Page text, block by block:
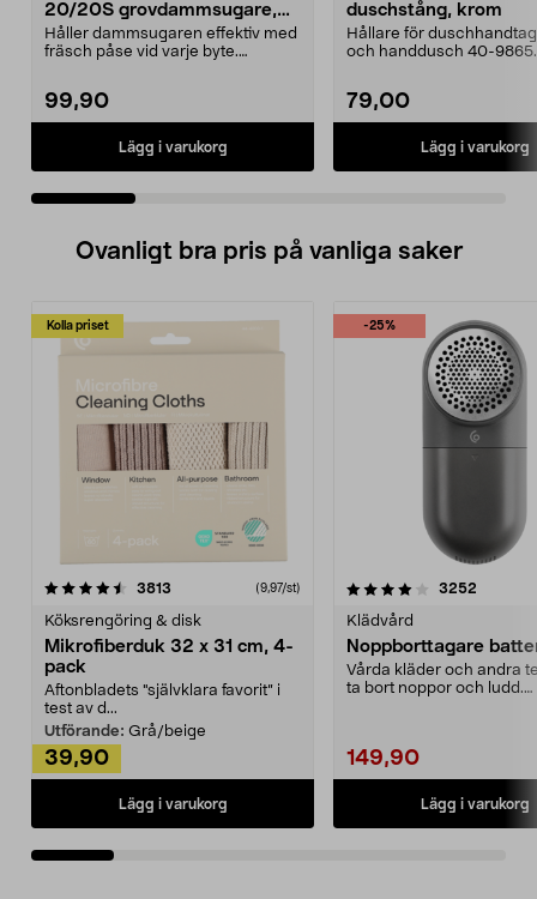
20/20S grovdammsugare,
5-pack
Håller dammsugaren effektiv med
fräsch påse vid varje byte.
99,90
Lägg i varukorg
duschstång, krom
Hållare för
och handdusch 40-
79,00
Lägg i varukorg
Ovanligt bra pris på vanliga saker
Kolla priset
3813 (9,97/st)
Köksrengöring & disk
Mikrofiberduk 32 x 31 cm, 4-
pack
Aftonbladets "självklara favorit” i
test av d...
Utförande: Grå/beige
39,90
Lägg i varukorg
-25%
4.0av 5 stjärnor 3252
Klädvård
Noppborttagare
Vårda kläder och andra
ta bort noppor och ludd.
149,90
Lägg i varukorg
4.5av 5 stjärnor